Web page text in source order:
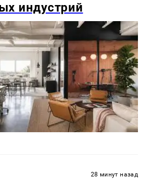
индустрий
28 минут назад